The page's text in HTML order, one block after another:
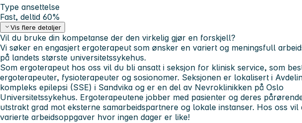
Type ansettelse
Fast, deltid 60%
Vis flere detaljer
Vil du bruke din kompetanse der den virkelig gjør en forskjell?
Vi søker en engasjert ergoterapeut som ønsker en variert og meningsfull
på landets største universitetssykehus.
Som ergoterapeut hos oss vil du bli ansatt i seksjon for klinisk service, som
ergoterapeuter, fysioterapeuter og sosionomer. Seksjonen er lokalisert i
kompleks epilepsi (SSE) i Sandvika og er en del av Nevroklinikken på Oslo
Universitetssykehus. Ergoterapeutene jobber med pasienter og deres
utstrakt grad mot eksterne samarbeidspartnere og lokale instanser. Hos oss vil
varierte arbeidsoppgaver hvor ingen dager er like!